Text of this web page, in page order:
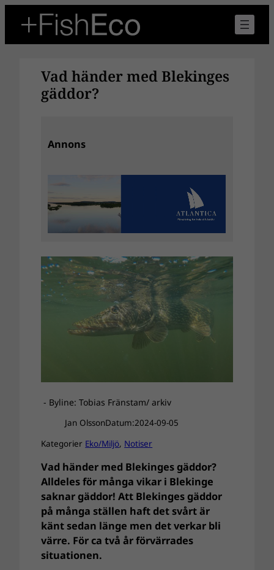
innehåll
Vad händer med Blekinges
gäddor?
Annons
- Byline: Tobias Fränstam/ arkiv
Jan OlssonDatum:2024-09-05
Kategorier Eko/Miljö, Notiser
Vad händer med Blekinges gäddor?
Alldeles för många vikar i Blekinge
saknar gäddor! Att Blekinges gäddor
på många ställen haft det svårt är
känt sedan länge men det verkar bli
värre. För ca två år förvärrades
situationen.